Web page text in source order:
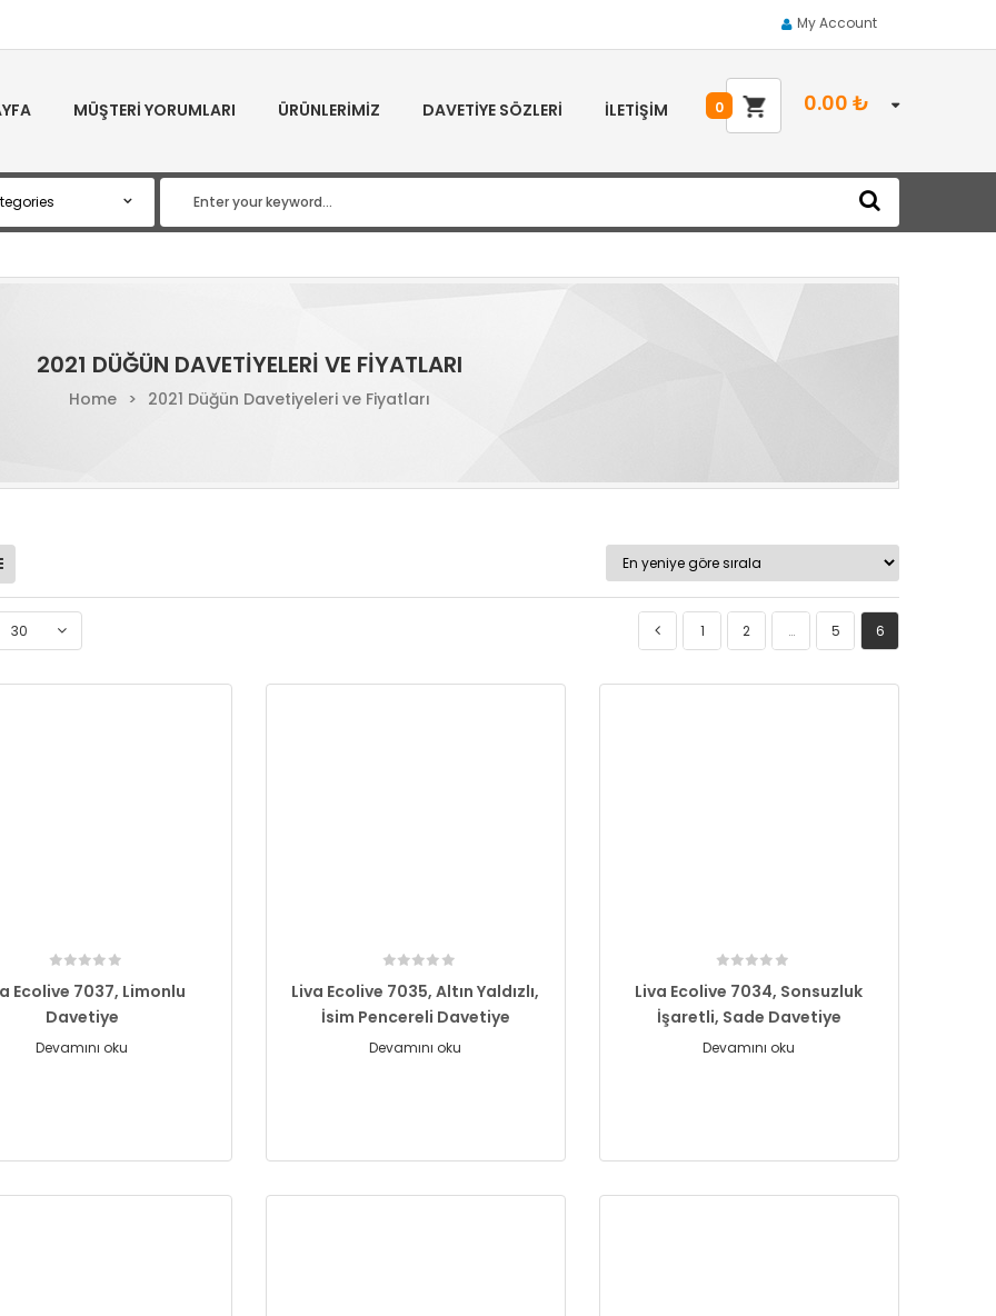
My Account
MÜŞTERI YORUMLARI ÜRÜNLERIMIZ DAVETIYE SÖZLERI İLETIŞIM 0.00 ₺
0
2021 DÜĞÜN DAVETIYELERI VE FIYATLARI
Home > 2021 Düğün Davetiyeleri ve Fiyatları
30 1 2 … 5 6
Ecolive 7037, Limonlu
Davetiye
Devamını oku
Liva Ecolive 7035, Altın Yaldızlı,
İsim Pencereli Davetiye
Devamını oku
Liva Ecolive 7034, Sonsuzluk
İşaretli, Sade Davetiye
Devamını oku